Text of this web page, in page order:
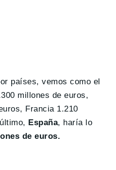
países, vemos como el
millones de euros,
Francia 1.210
España, haría lo
de euros.